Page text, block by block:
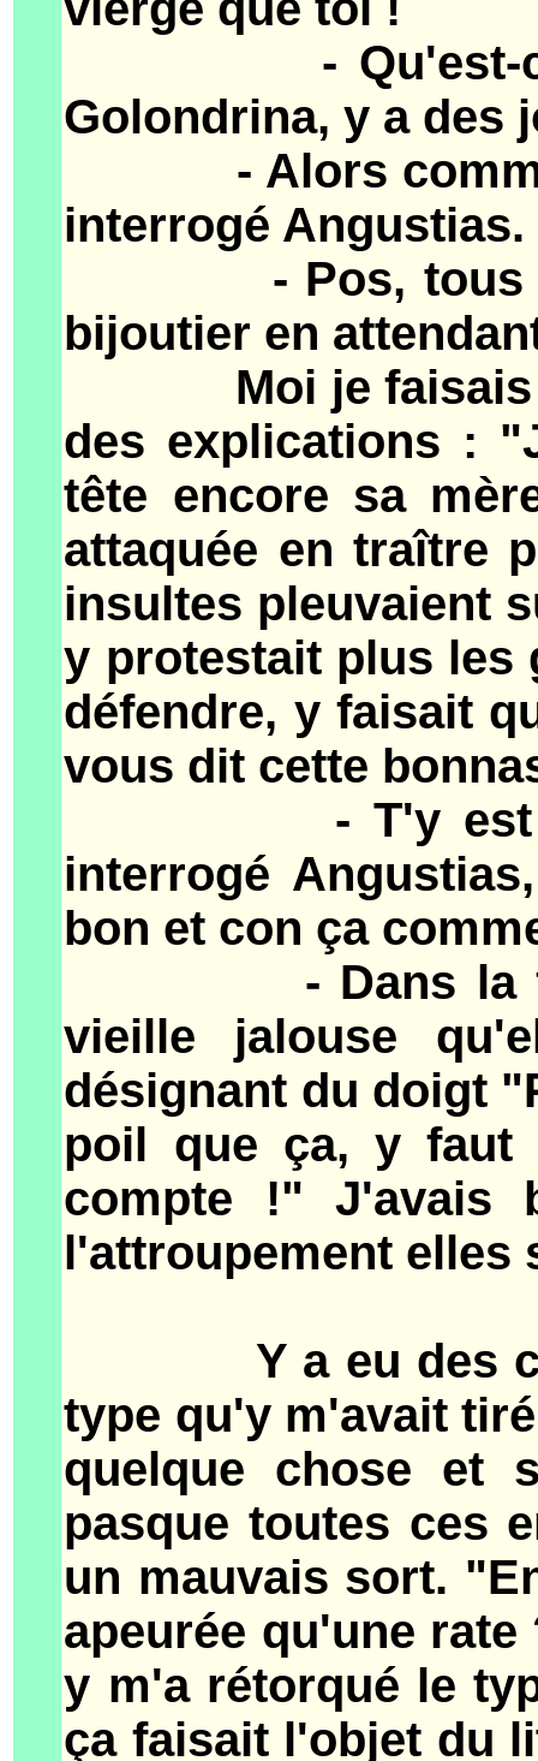
- Qu'est-ce tu
Golondrina, y a des
- Alors comme
interrogé Angustias.
- Pos, tous les
bijoutier en
Moi je faisais
des explications :
tête encore sa
attaquée en traître
insultes pleuvaient
y protestait plus les
défendre, y faisait
vous dit cette
- T'y est sûre
interrogé
bon et con ça
- Dans la
vieille jalouse
désignant du doigt
poil que ça, y faut
compte !" J'avais
l'attroupement elles
Y a eu des cris
type qu'y m'avait
quelque chose et
pasque toutes ces
un mauvais sort.
apeurée qu'une
y m'a rétorqué le
ça faisait l'objet du